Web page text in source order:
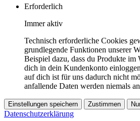
Erforderlich
Immer aktiv
Technisch erforderliche Cookies
grundlegende Funktionen unserer
Beispiel dazu, dass du Produkte im
dich in dein Kundenkonto
auf dich ist für uns dadurch nicht
anfallende Daten werden niemals
Einstellungen speichern Zustimmen
Datenschutzerklärung